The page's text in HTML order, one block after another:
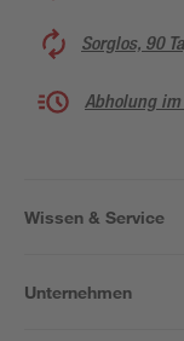
Sorglos, 90
Abholung
Wissen & Service
Unternehmen